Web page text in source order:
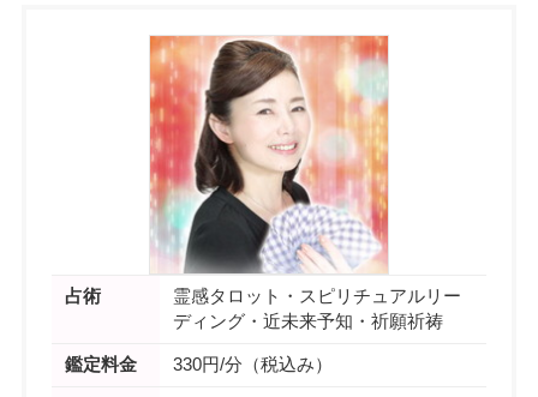
占術
霊感タロット・スピリチュアルリー
ディング・近未来予知・祈願祈祷
鑑定料金 330円/分（税込み）